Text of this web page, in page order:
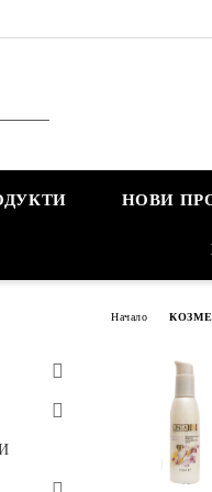
НОВИ
Начало